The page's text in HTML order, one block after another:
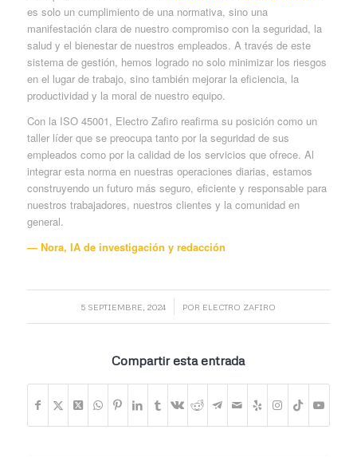
es solo un cumplimiento de una normativa, sino una
manifestación clara de nuestro compromiso con la seguridad, la
salud y el bienestar de nuestros empleados. A través de este
sistema de gestión, hemos logrado no solo minimizar los riesgos
en el lugar de trabajo, sino también mejorar la eficiencia, la
productividad y la moral de nuestro equipo.
Con la ISO 45001, Electro Zafiro reafirma su posición como un
taller líder que se preocupa tanto por la seguridad de sus
empleados como por la calidad de los servicios que ofrece. Al
integrar esta norma en nuestras operaciones diarias, estamos
construyendo un futuro más seguro, eficiente y responsable para
nuestros trabajadores, nuestros clientes y la comunidad en
general.
— Nora, IA de investigación y redacción
5 SEPTIEMBRE, 2024
/ POR ELECTRO ZAFIRO
Compartir esta entrada